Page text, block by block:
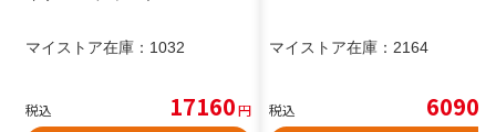
マイストア在庫： 1032
税込 17160円
マイストア在庫： 2164
税込 6090